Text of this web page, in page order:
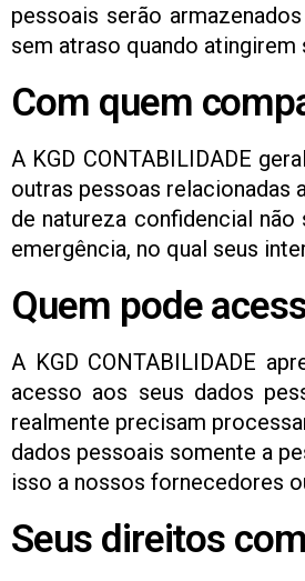
pessoais serão
sem atraso quando
Com quem
A KGD CONTABILIDADE
outras pessoas relacionadas
de natureza confidencial
emergência, no qual seus
Quem pode
A KGD CONTABILIDADE
acesso aos seus dados
realmente precisam
dados pessoais somente a
isso a nossos fornecedores
Seus direitos